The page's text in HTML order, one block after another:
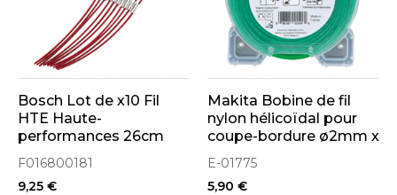
Bosch Lot de x10 Fil
HTE Haute-
performances 26cm
pour coupe-bordure
ART 26 (F016800181)
F016800181
9,25 €
Makita Bobine de fil
nylon hélicoïdal pour
coupe-bordure ø2mm x
30ml (E-01775)
E-01775
5,90 €